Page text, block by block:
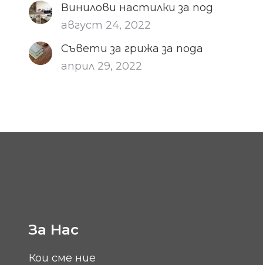
Винилови настилки за под
август 24, 2022
Съвети за грижа за пода
април 29, 2022
За Нас
Кои сме ние